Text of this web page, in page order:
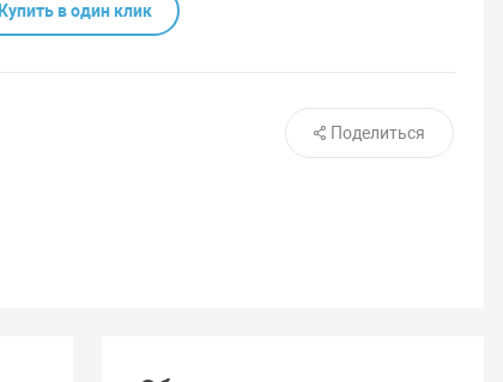
Купить в один клик
Поделиться